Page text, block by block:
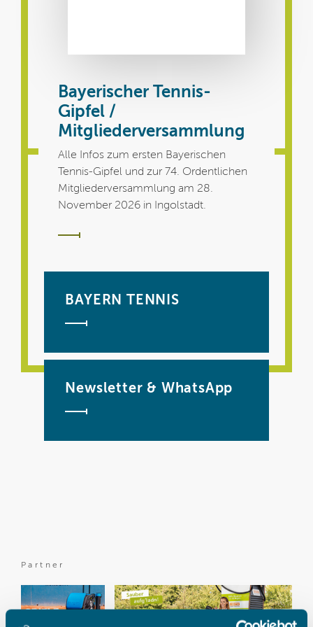
Bayerischer Tennis-
Gipfel /
Mitgliederversammlung
Alle Infos zum ersten Bayerischen
Tennis-Gipfel und zur 74. Ordentlichen
Mitgliederversammlung am 28.
November 2026 in Ingolstadt.
BAYERN TENNIS
Newsletter & WhatsApp
Partner